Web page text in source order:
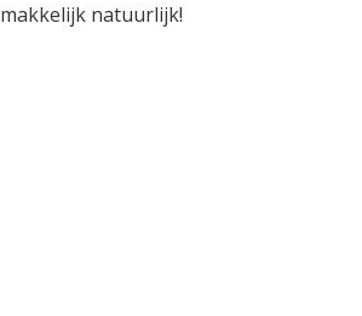
makkelijk natuurlijk!